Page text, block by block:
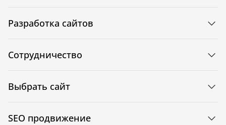
Разработка сайтов
Сотрудничество
Выбрать сайт
SEO продвижение